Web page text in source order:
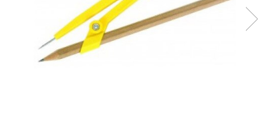
Bibliorafturi, caiete mecanice,
Capsatoare, capse si perforatoare
Caiete si blocnotesuri